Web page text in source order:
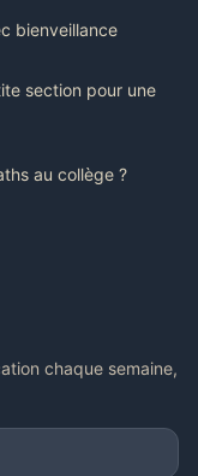
bienveillance
section pour une
au collège ?
chaque semaine,